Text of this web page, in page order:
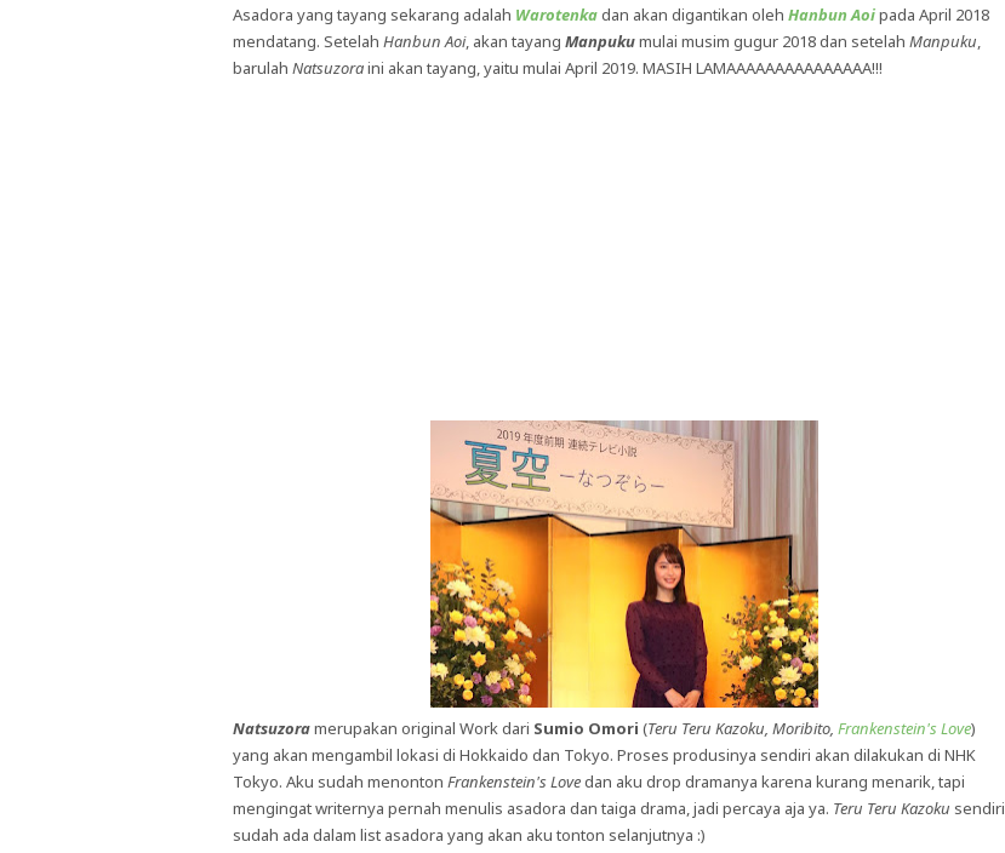
Asadora yang tayang sekarang adalah Warotenkadan akan digantikan oleh Hanbun Aoipada April 2018
mendatang. Setelah Hanbun Aoi, akan tayang Manpukumulai musim gugur 2018 dan setelah Manpuku,
barulah Natsuzoraini akan tayang, yaitu mulai April 2019. MASIH LAMAAAAAAAAAAAAAAA!!!
Natsuzoramerupakan original Work dari Sumio Omori (Teru Teru Kazoku, Moribito, Frankenstein's Love)
yang akan mengambil lokasi di Hokkaido dan Tokyo. Proses produsinya sendiri akan dilakukan di NHK
Tokyo. Aku sudah menonton Frankenstein's Lovedan aku drop dramanya karena kurang menarik, tapi
mengingat writernya pernah menulis asadora dan taiga drama, jadi percaya aja ya. Teru Teru Kazoku sendiri
sudah ada dalam list asadora yang akan aku tonton selanjutnya :)